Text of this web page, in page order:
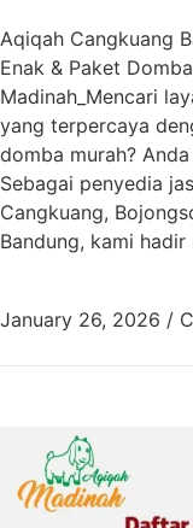
Aqiqah Cangkuang
Enak & Paket
Madinah_Mencari
yang terpercaya
domba murah?
Sebagai penyedia
Cangkuang,
Bandung, kami
January 26, 2026 /